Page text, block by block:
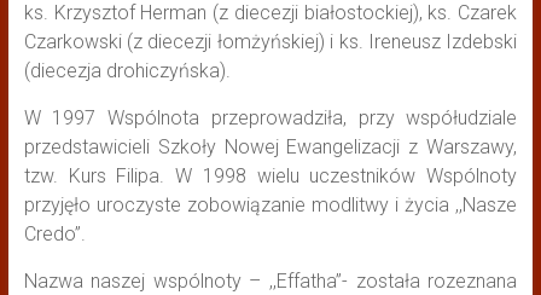
ks. Krzysztof Herman (z diecezji białostockiej), ks. Czarek
Czarkowski (z diecezji łomżyńskiej) i ks. Ireneusz Izdebski
(diecezja drohiczyńska).
W 1997 Wspólnota przeprowadziła, przy współudziale
przedstawicieli Szkoły Nowej Ewangelizacji z Warszawy,
tzw. Kurs Filipa. W 1998 wielu uczestników Wspólnoty
przyjęło uroczyste zobowiązanie modlitwy i życia ,,Nasze
Credo”.
Nazwa naszej wspólnoty – ,,Effatha”- została rozeznana